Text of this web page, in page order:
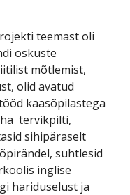
teemast oli
oskuste
mõtlemist,
olid avatud
kaasõpilastega
tervikpilti,
sihipäraselt
suhtlesid
inglise
hariduselust ja